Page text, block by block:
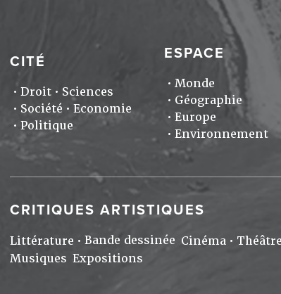
CITÉ
Droit
Sciences
Société
Economie
Politique
ESPACE
Monde
Géographie
Europe
Environnement
CRITIQUES ARTISTIQUES
Littérature Bande dessinée Cinéma
Théâtre
Musiques Expositions